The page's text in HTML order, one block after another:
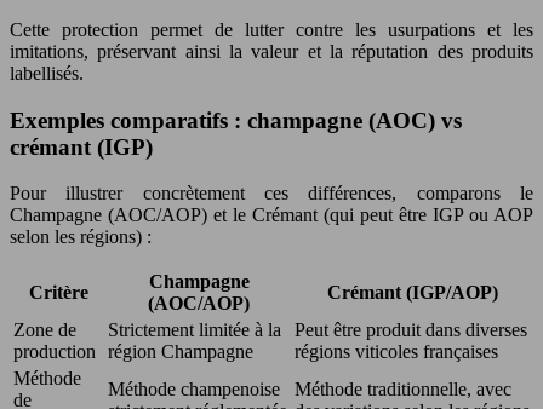
Cette protection permet de lutter contre les usurpations et les
imitations, préservant ainsi la valeur et la réputation des produits
labellisés.
Exemples comparatifs : champagne (AOC) vs
crémant (IGP)
Pour illustrer concrètement ces différences, comparons le
Champagne (AOC/AOP) et le Crémant (qui peut être IGP ou AOP
selon les régions) :
Critère
Champagne
(AOC/AOP)
Crémant (IGP/AOP)
Zone de
production
Strictement limitée à la
région Champagne
Peut être produit dans diverses
régions viticoles françaises
Méthode
de
Méthode champenoise
Méthode traditionnelle, avec